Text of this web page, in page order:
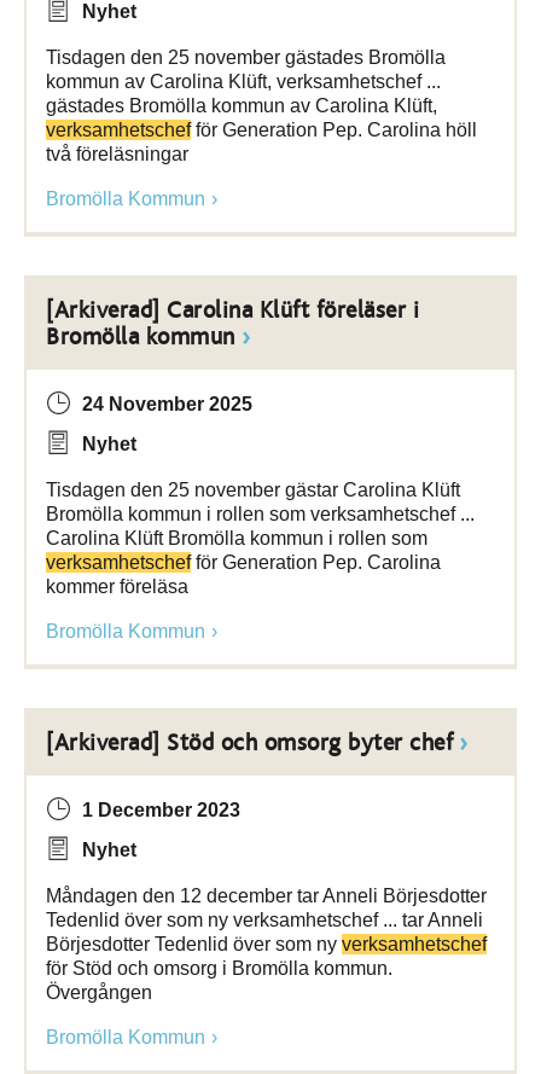
Nyhet
Tisdagen den 25 november gästades Bromölla
kommun av Carolina Klüft, verksamhetschef ...
gästades Bromölla kommun av Carolina Klüft,
verksamhetschefför Generation Pep. Carolina höll
två föreläsningar
Bromölla Kommun
[Arkiverad] Carolina Klüft föreläser i
Bromölla kommun
24 November 2025
Nyhet
Tisdagen den 25 november gästar Carolina Klüft
Bromölla kommun i rollen som verksamhetschef ...
Carolina Klüft Bromölla kommun i rollen som
verksamhetschefför Generation Pep. Carolina
kommer föreläsa
Bromölla Kommun
[Arkiverad] Stöd och omsorg byter chef
1 December 2023
Nyhet
Måndagen den 12 december tar Anneli Börjesdotter
Tedenlid över som ny verksamhetschef ... tar Anneli
Börjesdotter Tedenlid över som ny verksamhetschef
för Stöd och omsorg i Bromölla kommun.
Övergången
Bromölla Kommun